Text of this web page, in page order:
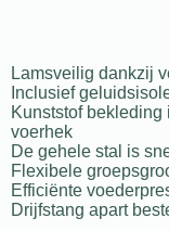
Lamsveilig dankzij
Inclusief
Kunststof
voerhek
De gehele stal is
Flexibele
Efficiënte
Drijfstang apart